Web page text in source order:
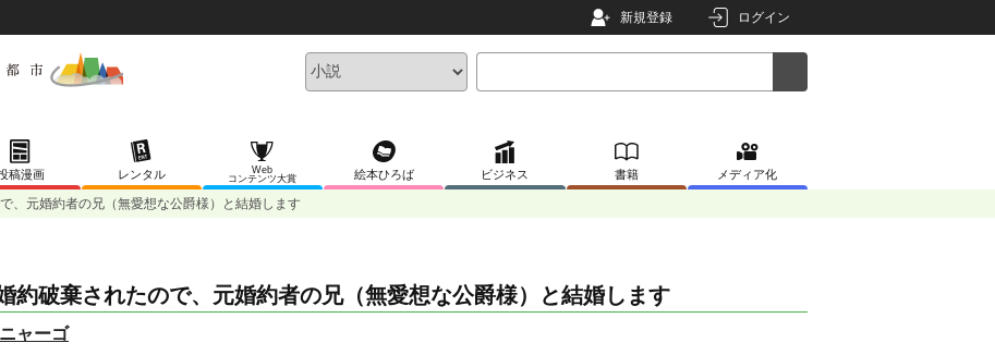
新規登録 ログイン
稿漫画 レンタル
Web
コンテンツ大賞
絵本ひろば ビジネス 書籍 メディア化
、元婚約者の兄（無愛想な公爵様）と結婚します
約破棄されたので、元婚約者の兄（無愛想な公爵様）と結婚します
ニャーゴ